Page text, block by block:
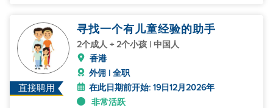
直接聘用
寻找一个有儿童经验的助手
2个成人 + 2个小孩 | 中国人
香港
外佣 | 全职
在此日期前开始: 19日12月2026年
非常活跃